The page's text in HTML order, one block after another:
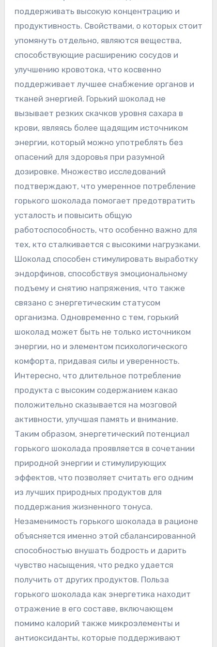
поддерживать высокую концентрацию и
продуктивность. Свойствами‚ о которых стоит
упомянуть отдельно‚ являются вещества‚
способствующие расширению сосудов и
улучшению кровотока‚ что косвенно
поддерживает лучшее снабжение органов и
тканей энергией. Горький шоколад не
вызывает резких скачков уровня сахара в
крови‚ являясь более щадящим источником
энергии‚ который можно употреблять без
опасений для здоровья при разумной
дозировке. Множество исследований
подтверждают‚ что умеренное потребление
горького шоколада помогает предотвратить
усталость и повысить общую
работоспособность‚ что особенно важно для
тех‚ кто сталкивается с высокими нагрузками.
Шоколад способен стимулировать выработку
эндорфинов‚ способствуя эмоциональному
подъему и снятию напряжения‚ что также
связано с энергетическим статусом
организма. Одновременно с тем‚ горький
шоколад может быть не только источником
энергии‚ но и элементом психологического
комфорта‚ придавая силы и уверенность.
Интересно‚ что длительное потребление
продукта с высоким содержанием какао
положительно сказывается на мозговой
активности‚ улучшая память и внимание.
Таким образом‚ энергетический потенциал
горького шоколада проявляется в сочетании
природной энергии и стимулирующих
эффектов‚ что позволяет считать его одним
из лучших природных продуктов для
поддержания жизненного тонуса.
Незаменимость горького шоколада в рационе
объясняется именно этой сбалансированной
способностью внушать бодрость и дарить
чувство насыщения‚ что редко удается
получить от других продуктов. Польза
горького шоколада как энергетика находит
отражение в его составе‚ включающем
помимо калорий также микроэлементы и
антиоксиданты‚ которые поддерживают